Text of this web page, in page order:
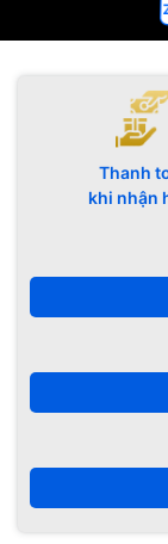
Thanh
khi nhận